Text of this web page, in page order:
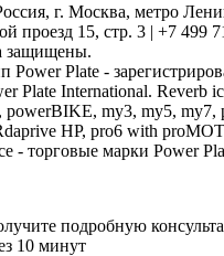
г. Москва, метро
проезд 15, стр. 3 | +7 499
защищены.
Power Plate -
Plate International. Reverb
powerBIKE, my3, my5, my7,
HP, pro6 with
- торговые марки Power
подробную
10 минут